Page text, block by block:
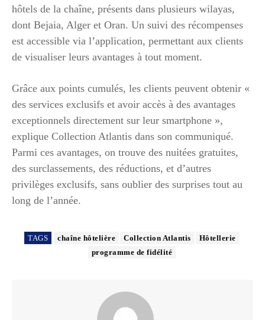
hôtels de la chaîne, présents dans plusieurs wilayas,
dont Bejaia, Alger et Oran. Un suivi des récompenses
est accessible via l’application, permettant aux clients
de visualiser leurs avantages à tout moment.
Grâce aux points cumulés, les clients peuvent obtenir «
des services exclusifs et avoir accès à des avantages
exceptionnels directement sur leur smartphone »,
explique Collection Atlantis dans son communiqué.
Parmi ces avantages, on trouve des nuitées gratuites,
des surclassements, des réductions, et d’autres
privilèges exclusifs, sans oublier des surprises tout au
long de l’année.
TAGS chaîne hôtelière Collection Atlantis
Hôtellerie
programme de fidélité